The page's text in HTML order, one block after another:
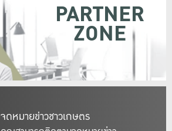
จดหมายข่าวชาวเกษตร
PARTNER
ZONE